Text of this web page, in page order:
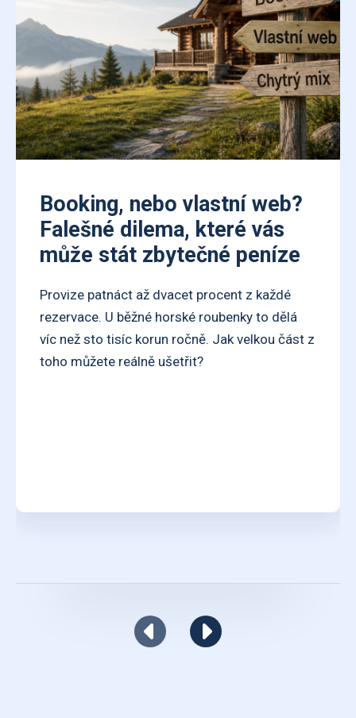
Booking, nebo vlastní web?
Falešné dilema, které vás
může stát zbytečné peníze
Provize patnáct až dvacet procent z každé
rezervace. U běžné horské roubenky to dělá
víc než sto tisíc korun ročně. Jak velkou část z
toho můžete reálně ušetřit?